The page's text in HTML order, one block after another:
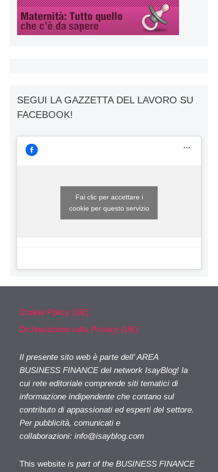
SEGUI LA GAZZETTA DEL LAVORO SU
FACEBOOK!
Fai clic per accettare i
cookie per questo servizio
Cookie Policy (UE)
Dichiarazione sulla Privacy (UE)
Il presente sito web è parte dell' AREA
BUSINESS FINANCE del network IsayBlog! la
cui rete editoriale comprende siti tematici di
informazione indipendente che contano sul
contributo di appassionati ed esperti del settore.
Per pubblicità, comunicati e
collaborazioni: info@isayblog.com
This website is part of the BUSINESS FINANCE